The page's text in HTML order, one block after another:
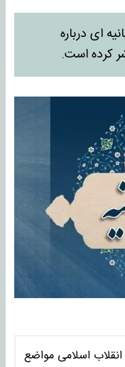
ای درباره
کرده است.
اسلامی مواضع